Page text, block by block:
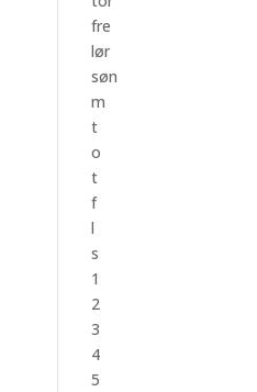
fre
lør
søn
m
t
o
t
f
l
s
1
2
3
4
5